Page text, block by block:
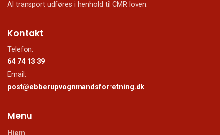
Al transport udføres i henhold til CMR loven.
Kontakt
Telefon:
64 74 13 39
Email:
post@ebberupvognmandsforretning.dk
Menu
Hjem